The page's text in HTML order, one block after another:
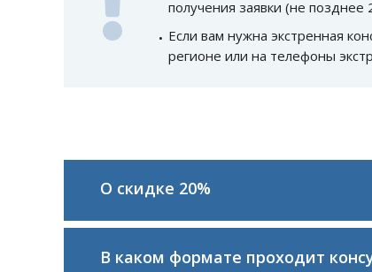
получения заявки (не позднее
Если вам нужна экстренная
регионе или на телефоны
О скидке 20%
При записи через сайт вы получаете
В каком формате проходит